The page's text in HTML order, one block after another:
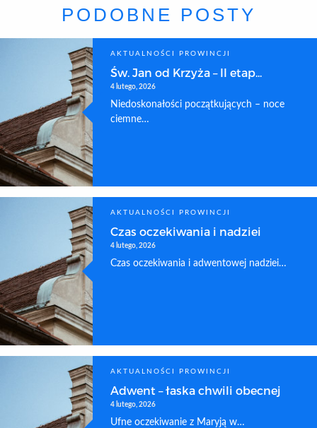
PODOBNE POSTY
AKTUALNOŚCI PROWINCJI
Św. Jan od Krzyża – II etap...
4 lutego, 2026
Niedoskonałości początkujących – noce
ciemne…
AKTUALNOŚCI PROWINCJI
Czas oczekiwania i nadziei
4 lutego, 2026
Czas oczekiwania i adwentowej nadziei…
AKTUALNOŚCI PROWINCJI
Adwent – łaska chwili obecnej
4 lutego, 2026
Ufne oczekiwanie z Maryją w…